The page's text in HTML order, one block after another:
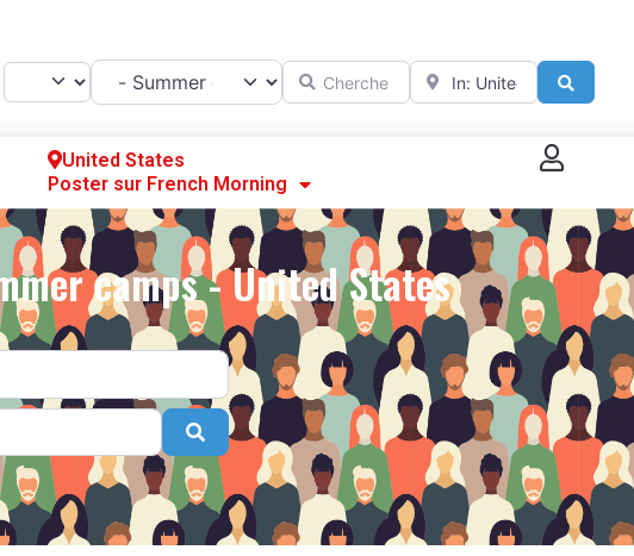
Select search type
Catégorie Chercher A proximité de
United States
Poster sur French Morning
Se connecter
S’enregistrer
Poster sur French Morning
camps - United States
Search